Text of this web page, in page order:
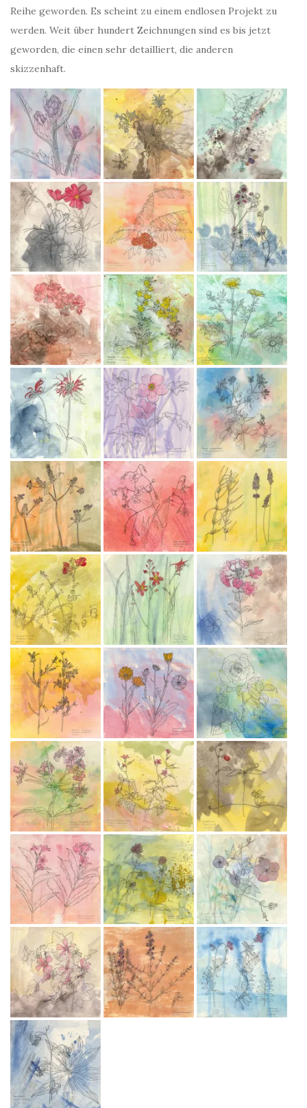
Reihe geworden. Es scheint zu einem endlosen Projekt zu
werden. Weit über hundert Zeichnungen sind es bis jetzt
geworden, die einen sehr detailliert, die anderen
skizzenhaft.